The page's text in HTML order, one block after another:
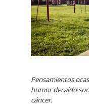
Pensamientos
humor decaído
cáncer.